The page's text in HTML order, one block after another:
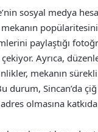
sosyal medya
popülaritesini
paylaştığı
Ayrıca,
mekanın
durum, Sincan’da
olmasına